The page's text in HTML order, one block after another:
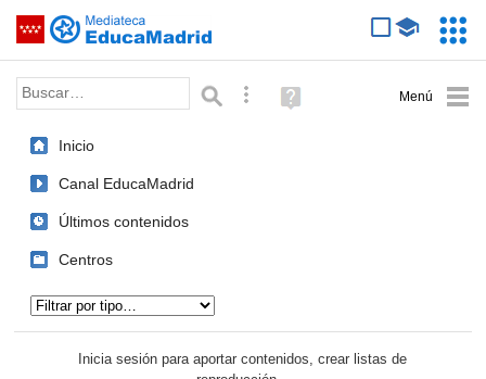
Saltar navegación
Palabra o frase: Búsqueda avanzada
Ayuda
(en
Inicio
Canal EducaMadrid
Últimos contenidos
Centros
Inicia sesión para aportar contenidos, crear listas de